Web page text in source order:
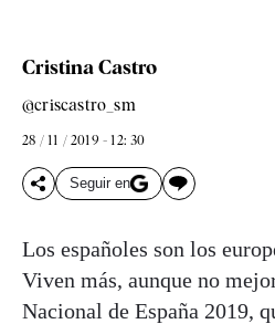
Cristina Castro
@criscastro_sm
28 / 11 / 2019 - 12: 30
Seguir en
Los españoles son los
Viven más, aunque no
Nacional de España 2019,